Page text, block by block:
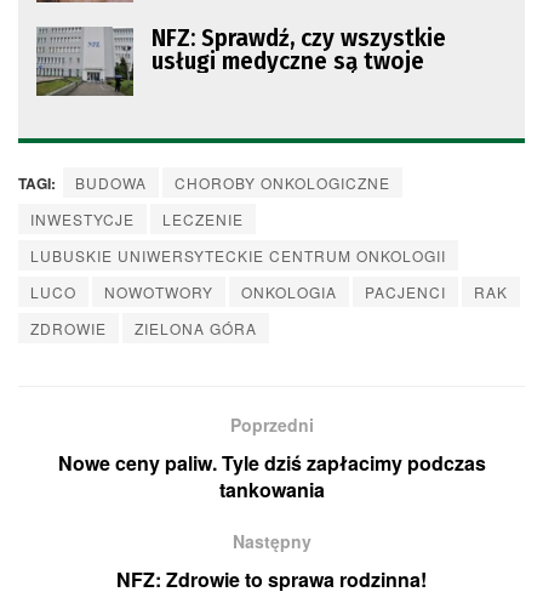
NFZ: Sprawdź, czy wszystkie
usługi medyczne są twoje
TAGI: BUDOWA
CHOROBY ONKOLOGICZNE
INWESTYCJE
LECZENIE
LUBUSKIE UNIWERSYTECKIE CENTRUM ONKOLOGII
LUCO
NOWOTWORY ONKOLOGIA PACJENCI
RAK
ZDROWIE
ZIELONA GÓRA
Poprzedni
Nowe ceny paliw. Tyle dziś zapłacimy podczas
tankowania
Następny
NFZ: Zdrowie to sprawa rodzinna!